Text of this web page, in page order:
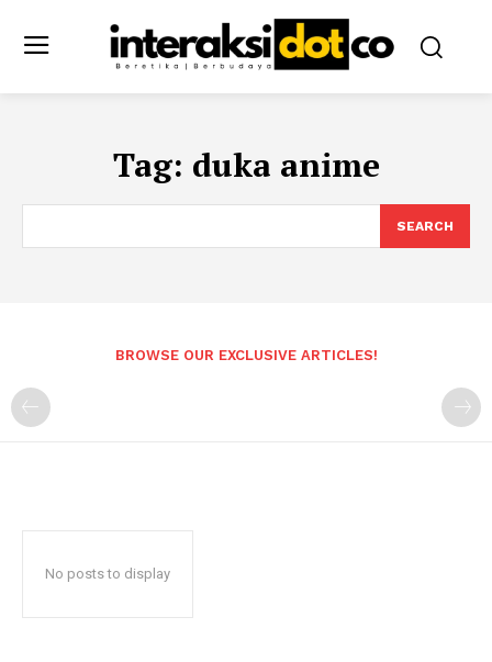
Tag: duka anime
SEARCH
BROWSE OUR EXCLUSIVE ARTICLES!
No posts to display